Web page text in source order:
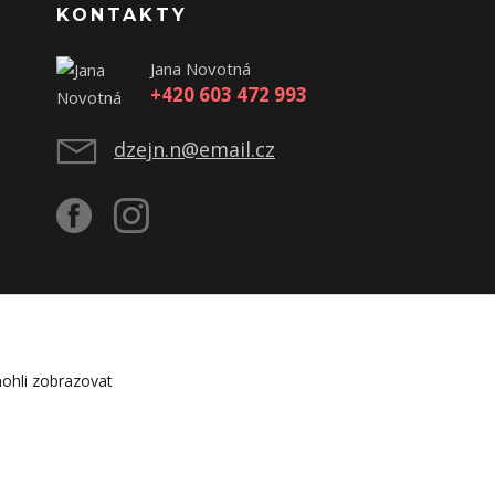
KONTAKTY
Jana Novotná
+420 603 472 993
dzejn.n@email.cz
zobrazovat